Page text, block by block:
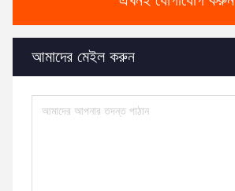
আমাদের মেইল ​​করুন